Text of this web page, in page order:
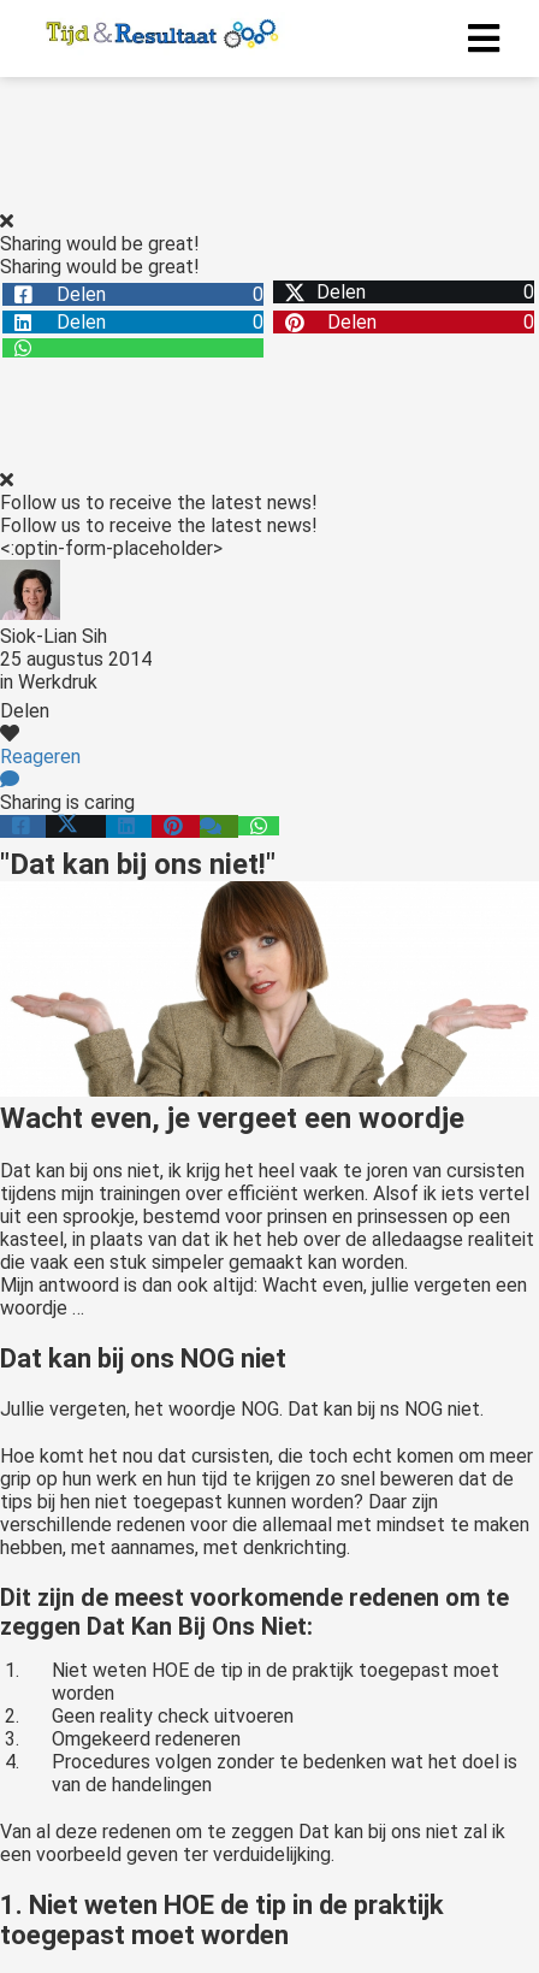
Sharing would be great!
Sharing would be great!
Delen
0 Delen
0
Delen
0 Delen 0
Follow us to receive the latest news!
Follow us to receive the latest news!
<:optin-form-placeholder>
Siok-Lian Sih
25 augustus 2014
in Werkdruk
Delen
Reageren
Sharing is caring
"Dat kan bij ons niet!"
Wacht even, je vergeet een woordje
Dat kan bij ons niet, ik krijg het heel vaak te joren van cursisten
tijdens mijn trainingen over efficiënt werken. Alsof ik iets vertel
uit een sprookje, bestemd voor prinsen en prinsessen op een
kasteel, in plaats van dat ik het heb over de alledaagse realiteit
die vaak een stuk simpeler gemaakt kan worden.
Mijn antwoord is dan ook altijd: Wacht even, jullie vergeten een
woordje …
Dat kan bij ons NOG niet
Jullie vergeten, het woordje NOG. Dat kan bij ns NOG niet.
Hoe komt het nou dat cursisten, die toch echt komen om meer
grip op hun werk en hun tijd te krijgen zo snel beweren dat de
tips bij hen niet toegepast kunnen worden? Daar zijn
verschillende redenen voor die allemaal met mindset te maken
hebben, met aannames, met denkrichting.
Dit zijn de meest voorkomende redenen om te
zeggen Dat Kan Bij Ons Niet:
Niet weten HOE de tip in de praktijk toegepast moet
worden
Geen reality check uitvoeren
Omgekeerd redeneren
Procedures volgen zonder te bedenken wat het doel is
van de handelingen
Van al deze redenen om te zeggen Dat kan bij ons niet zal ik
een voorbeeld geven ter verduidelijking.
1. Niet weten HOE de tip in de praktijk
toegepast moet worden